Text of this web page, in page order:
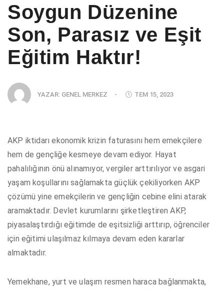
Soygun Düzenine
Son, Parasız ve Eşit
Eğitim Haktır!
YAZAR: GENEL MERKEZ - TEM 15, 2023
AKP iktidarı ekonomik krizin faturasını hem emekçilere
hem de gençliğe kesmeye devam ediyor. Hayat
pahalılığının önü alınamıyor, vergiler arttırılıyor ve asgari
yaşam koşullarını sağlamakta güçlük çekiliyorken AKP
çözümü yine emekçilerin ve gençliğin cebine elini atarak
aramaktadır. Devlet kurumlarını şirketleştiren AKP,
piyasalaştırdığı eğitimde de eşitsizliği arttırıp, öğrenciler
için eğitimi ulaşılmaz kılmaya devam eden kararlar
almaktadır.
Yemekhane, yurt ve ulaşım resmen haraca bağlanmakta,